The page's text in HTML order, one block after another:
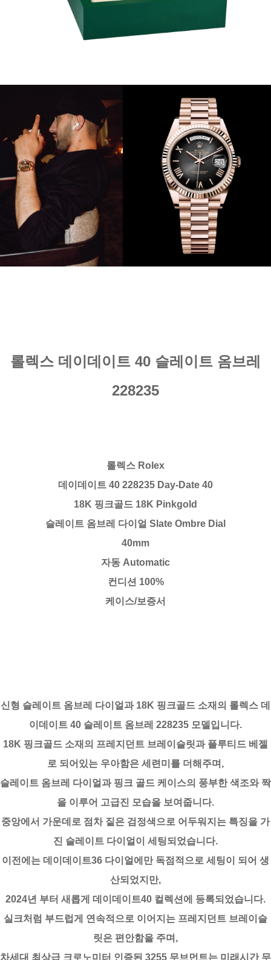
롤렉스 데이데이트 40 슬레이트 옴브레
228235
롤렉스 Rolex
데이데이트 40 228235 Day-Date 40
18K 핑크골드 18K Pinkgold
슬레이트 옴브레 다이얼 Slate Ombre Dial
40mm
자동 Automatic
컨디션 100%
케이스/보증서
신형 슬레이트 옴브레 다이얼과 18K 핑크골드 소재의 롤렉스 데
이데이트 40 슬레이트 옴브레 228235 모델입니다.
18K 핑크골드 소재의 프레지던트 브레이슬릿과 플루티드 베젤
로 되어있는 우아함은 세련미를 더해주며,
슬레이트 옴브레 다이얼과 핑크 골드 케이스의 풍부한 색조와 짝
을 이루어 고급진 모습을 보여줍니다.
중앙에서 가운데로 점차 짙은 검정색으로 어두워지는 특징을 가
진 슬레이트 다이얼이 세팅되었습니다.
이전에는 데이데이트36 다이얼에만 독점적으로 세팅이 되어 생
산되었지만,
2024년 부터 새롭게 데이데이트40 컬렉션에 등록되었습니다.
실크처럼 부드럽게 연속적으로 이어지는 프레지던트 브레이슬
릿은 편안함을 주며,
차세대 최상급 크로노미터 인증된 3255 무브먼트는 미래시간 무